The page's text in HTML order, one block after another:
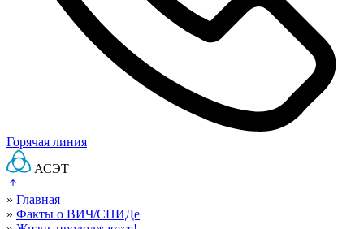
Горячая линия
АСЭТ
» Главная
» Факты о ВИЧ/СПИДе